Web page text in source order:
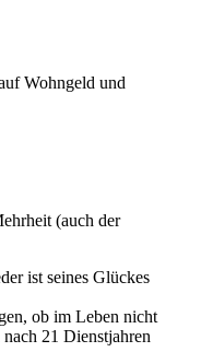
Wohngeld und
(auch der
ist seines Glückes
ob im Leben nicht
21 Dienstjahren